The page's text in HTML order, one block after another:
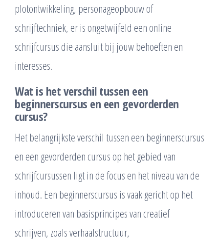
plotontwikkeling, personageopbouw of
schrijftechniek, er is ongetwijfeld een online
schrijfcursus die aansluit bij jouw behoeften en
interesses.
Wat is het verschil tussen een
beginnerscursus en een gevorderden
cursus?
Het belangrijkste verschil tussen een beginnerscursus
en een gevorderden cursus op het gebied van
schrijfcursussen ligt in de focus en het niveau van de
inhoud. Een beginnerscursus is vaak gericht op het
introduceren van basisprincipes van creatief
schrijven, zoals verhaalstructuur,